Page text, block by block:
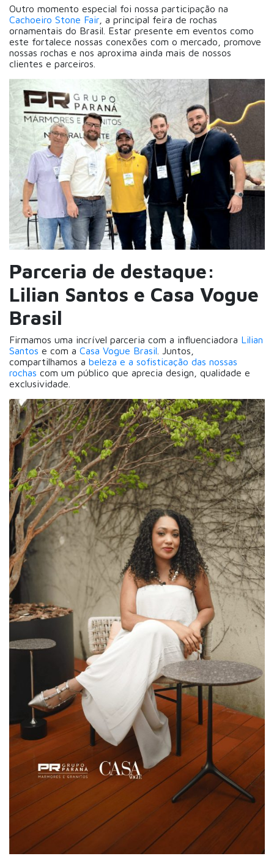
Outro momento especial foi nossa participação na
Cachoeiro Stone Fair , a principal feira de rochas
ornamentais do Brasil. Estar presente em eventos como
este fortalece nossas conexões com o mercado, promove
nossas rochas e nos aproxima ainda mais de nossos
clientes e parceiros.
Parceria de destaque:
Lilian Santos e Casa Vogue
Brasil
Firmamos uma incrível parceria com a influenciadora Lilian
Santos e com a Casa Vogue Brasil . Juntos,
compartilhamos a beleza e a sofisticação das nossas
rochas com um público que aprecia design, qualidade e
exclusividade.